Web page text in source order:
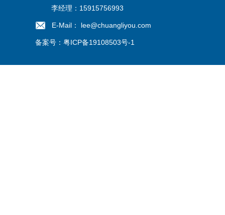
李经理：15915756993
E-Mail： lee@chuangliyou.com
备案号： 粤ICP备19108503号-1